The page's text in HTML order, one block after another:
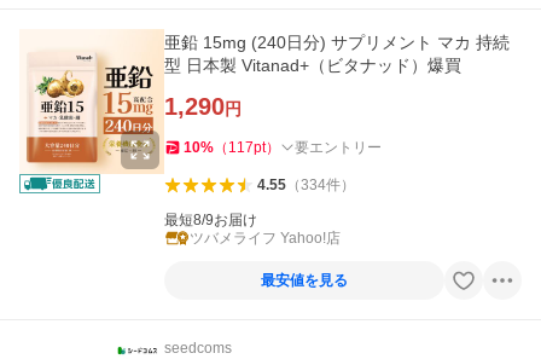
亜鉛 15mg (240日分) サプリメント マカ 持続
型 日本製 Vitanad+（ビタナッド）爆買
1,290円
10% （ 117pt） 要エントリー
4.55（334件）
最短8/9お届け
ツバメライフ Yahoo!店
最安値を見る
seedcoms